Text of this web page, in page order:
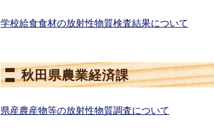
学校給食食材の放射性物質検査結果について
秋田県農業経済課
県産農産物等の放射性物質調査について